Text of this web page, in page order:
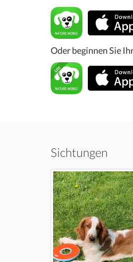
Oder beginnen Sie
Sichtungen